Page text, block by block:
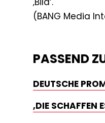
PASSEND
DEUTSCHE
‚DIE SCHAFFEN